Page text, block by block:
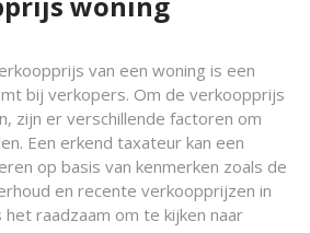
van een woning is een
bij verkopers. Om de verkoopprijs
zijn er verschillende factoren om
Een erkend taxateur kan een
op basis van kenmerken zoals de
en recente verkoopprijzen in
raadzaam om te kijken naar